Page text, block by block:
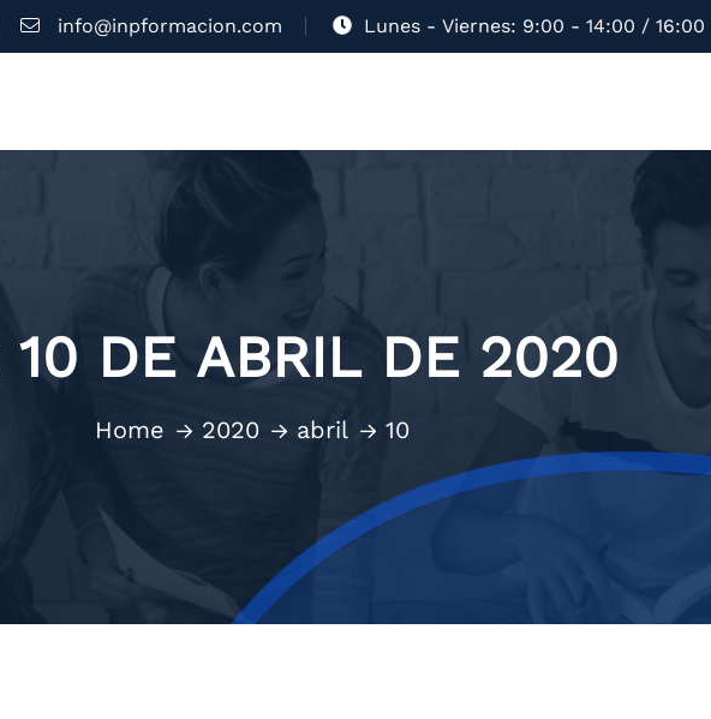
info@inpformacion.com Lunes - Viernes: 9:00 - 14:00 / 16:00
10 DE ABRIL DE 2020
Home 2020 abril 10